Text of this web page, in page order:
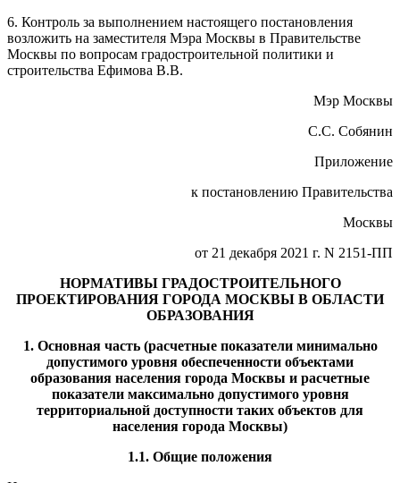
6. Контроль за выполнением настоящего постановления
возложить на заместителя Мэра Москвы в Правительстве
Москвы по вопросам градостроительной политики и
строительства Ефимова В.В.
Мэр Москвы
С.С. Собянин
Приложение
к постановлению Правительства
Москвы
от 21 декабря 2021 г. N 2151-ПП
НОРМАТИВЫ ГРАДОСТРОИТЕЛЬНОГО
ПРОЕКТИРОВАНИЯ ГОРОДА МОСКВЫ В ОБЛАСТИ
ОБРАЗОВАНИЯ
1. Основная часть (расчетные показатели минимально
допустимого уровня обеспеченности объектами
образования населения города Москвы и расчетные
показатели максимально допустимого уровня
территориальной доступности таких объектов для
населения города Москвы)
1.1. Общие положения